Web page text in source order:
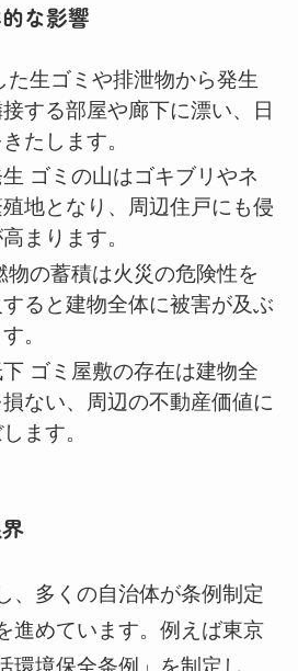
な影響
た生ゴミや排泄物から発生
する部屋や廊下に漂い、日
たします。
ゴミの山はゴキブリやネ
地となり、周辺住戸にも侵
まります。
物の蓄積は火災の危険性を
ると建物全体に被害が及ぶ
。
ゴミ屋敷の存在は建物全
ない、周辺の不動産価値に
ます。
、多くの自治体が条例制定
進めています。例えば東京
環境保全条例」を制定し、